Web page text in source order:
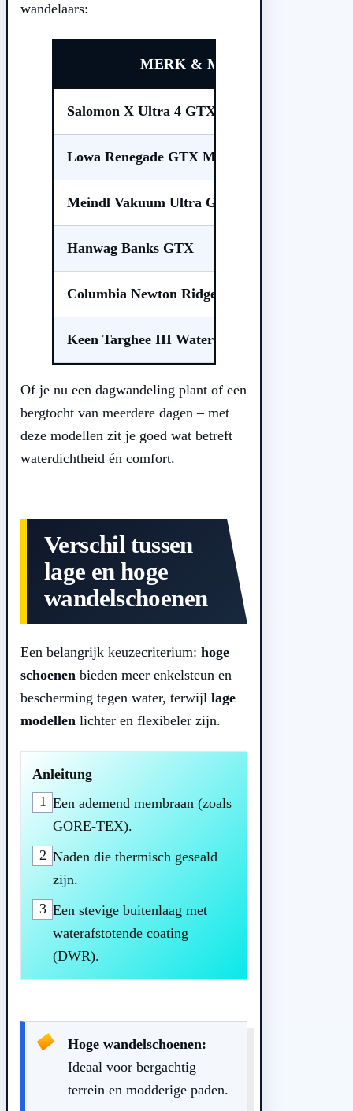
wandelaars:
MERK & MODEL
Salomon X Ultra 4 GTX
Lowa Renegade GTX Mid
Meindl Vakuum Ultra GTX
Hanwag Banks GTX
Columbia Newton Ridge Plus II Waterproof
Keen Targhee III Waterproof
Of je nu een dagwandeling plant of een
bergtocht van meerdere dagen – met
deze modellen zit je goed wat betreft
waterdichtheid én comfort.
Verschil tussen
lage en hoge
wandelschoenen
Een belangrijk keuzecriterium: hoge
schoenen bieden meer enkelsteun en
bescherming tegen water, terwijl lage
modellen lichter en flexibeler zijn.
Anleitung
1 Een ademend membraan (zoals
GORE-TEX).
2 Naden die thermisch geseald
zijn.
3 Een stevige buitenlaag met
waterafstotende coating
(DWR).
Hoge wandelschoenen:
Ideaal voor bergachtig
terrein en modderige paden.